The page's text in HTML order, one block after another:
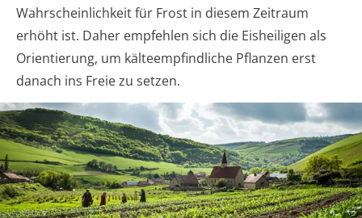
Wahrscheinlichkeit für Frost in diesem Zeitraum
erhöht ist. Daher empfehlen sich die Eisheiligen als
Orientierung, um kälteempfindliche Pflanzen erst
danach ins Freie zu setzen.